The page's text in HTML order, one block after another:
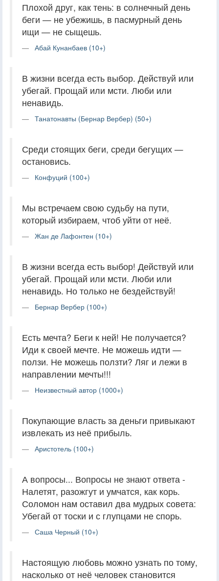
Плохой друг, как тень: в солнечный день
беги — не убежишь, в пасмурный день
ищи — не сыщешь.
Абай Кунанбаев (10+)
В жизни всегда есть выбор. Действуй или
убегай. Прощай или мсти. Люби или
ненавидь.
Танатонавты (Бернар Вербер) (50+)
Среди стоящих беги, среди бегущих —
остановись.
Конфуций (100+)
Мы встречаем свою судьбу на пути,
который избираем, чтоб уйти от неё.
Жан де Лафонтен (10+)
В жизни всегда есть выбор! Действуй или
убегай. Прощай или мсти. Люби или
ненавидь. Но только не бездействуй!
Бернар Вербер (100+)
Есть мечта? Беги к ней! Не получается?
Иди к своей мечте. Не можешь идти —
ползи. Не можешь ползти? Ляг и лежи в
направлении мечты!!!
Неизвестный автор (1000+)
Покупающие власть за деньги привыкают
извлекать из неё прибыль.
Аристотель (100+)
А вопросы... Вопросы не знают ответа -
Налетят, разожгут и умчатся, как корь.
Соломон нам оставил два мудрых совета:
Убегай от тоски и с глупцами не спорь.
Саша Черный (10+)
Настоящую любовь можно узнать по тому,
насколько от неё человек становится